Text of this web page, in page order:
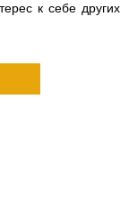
к себе других